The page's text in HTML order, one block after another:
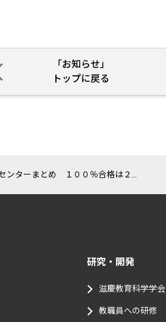
「お知らせ」
トップに戻る
％合格は２０校３２学科 社会福祉士や視能訓練士などの資格でも好成績をあげました
研究・開発
滋慶教育科学学会
教職員への研修